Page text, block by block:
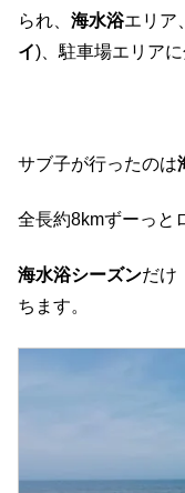
られ、 海水浴エリア
イ)、駐車場エリアに
サブ子が行ったのは
全長約8kmずーっと
海水浴シーズンだけ
ちます。